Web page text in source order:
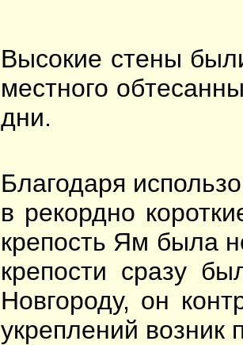
Высокие стены
местного
дни.
Благодаря
в рекордно
крепость Ям была
крепости сразу
Новгороду, он
укреплений